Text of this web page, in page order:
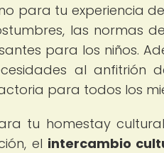
para tu experiencia
las normas
para los niños.
al anfitrión
para todos los
tu homestay
el intercambio